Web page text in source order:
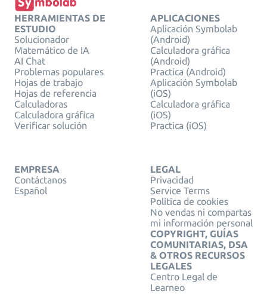
HERRAMIENTAS DE
ESTUDIO
Solucionador
Matemático de IA
AI Chat
Problemas populares
Hojas de trabajo
Hojas de referencia
Calculadoras
Calculadora gráfica
Verificar solución
APLICACIONES
Aplicación Symbolab
(Android)
Calculadora gráfica
(Android)
Practica (Android)
Aplicación Symbolab
(iOS)
Calculadora gráfica
(iOS)
Practica (iOS)
EMPRESA
Contáctanos
Español
LEGAL
Privacidad
Service Terms
Política de cookies
No vendas ni compartas
mi información personal
COPYRIGHT, GUÍAS
COMUNITARIAS, DSA
& OTROS RECURSOS
LEGALES
Centro Legal de
Learneo